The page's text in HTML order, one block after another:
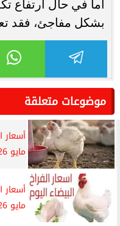
أما في حال ارتفاع
بشكل مفاجئ، فقد
موضوعات متعلقة
مايو 2026 في الأسواق وبورصة...
مايو 2026 بعد انخفاض الكيلو...